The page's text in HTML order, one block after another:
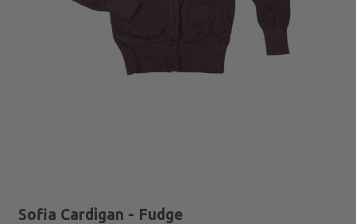
Sofia Cardigan - Fudge